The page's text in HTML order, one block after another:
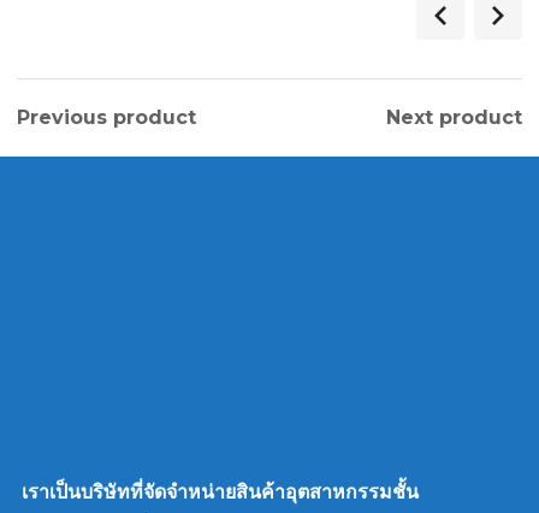
Previous product Next product
เราเป็นบริษัทที่จัดจำหน่ายสินค้าอุตสาหกรรมชั้น